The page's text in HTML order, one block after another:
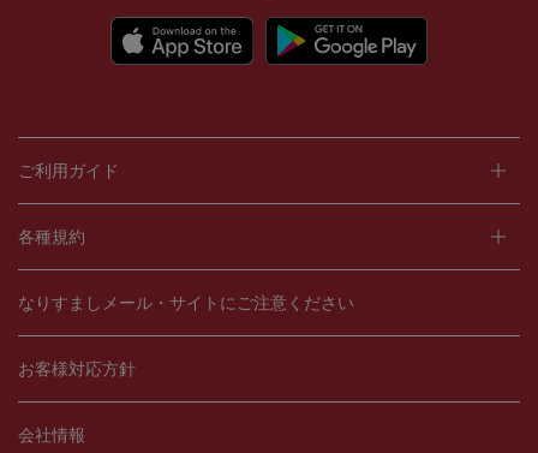
ご利用ガイド
各種規約
なりすましメール・サイトにご注意ください
お客様対応方針
会社情報